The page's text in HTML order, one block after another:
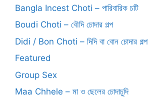
Bangla Incest Choti – পারিবারিক চটি
Boudi Choti – বৌদি চোদার গল্প
Didi / Bon Choti – দিদি বা বোন চোদার গল্প
Featured
Group Sex
Maa Chhele – মা ও ছেলের চোদাচুদি